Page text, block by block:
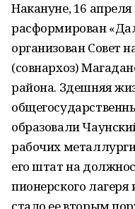
Накануне, 16
расформирован
организован Совет
(совнархоз)
района. Здешняя
образовали
рабочих
его штат на
пионерского